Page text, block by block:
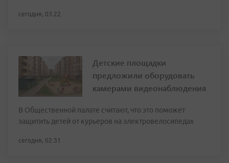
сегодня, 03:22
Детские площадки
предложили оборудовать
камерами видеонаблюдения
В Общественной палате считают, что это поможет
защитить детей от курьеров на электровелосипедах
сегодня, 02:31